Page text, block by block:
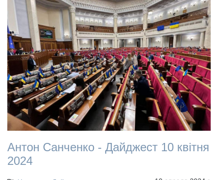
Антон Санченко - Дайджест 10 квітня
2024